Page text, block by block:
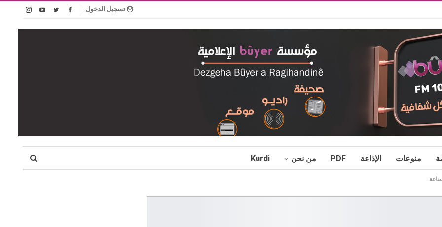
تسجيل الدخول
منوعات الإذاعة PDF من نحن Kurdi